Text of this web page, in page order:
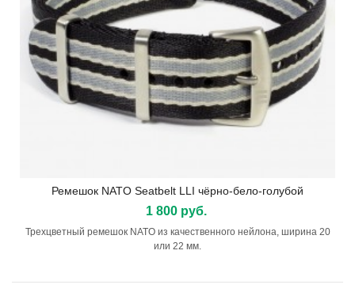
Ремешок NATO Seatbelt LLI чёрно-бело-голубой
1 800 руб.
Трехцветный ремешок NATO из качественного нейлона, ширина 20
или 22 мм.